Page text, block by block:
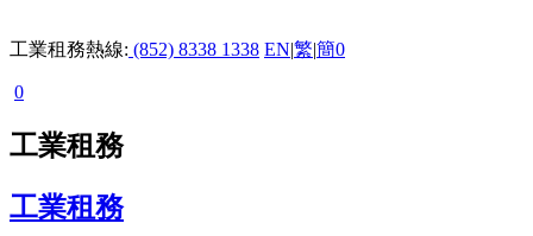
工業租務熱線: (852) 8338 1338 EN|繁|簡0
0
工業租務
工業租務